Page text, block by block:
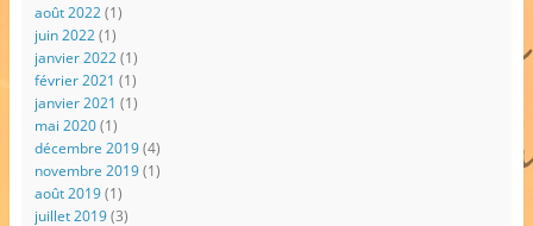
août 2022(1)
juin 2022(1)
janvier 2022(1)
février 2021 (1)
janvier 2021 (1)
mai 2020(1)
décembre 2019(4)
novembre 2019(1)
août 2019(1)
juillet 2019(3)